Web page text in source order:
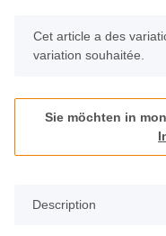
x
Cet article a des
variation souhaitée.
Sie möchten in
Description